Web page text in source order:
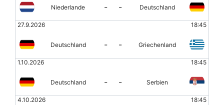
Niederlande - - Deutschland
27.9.2026 18:45
Deutschland - - Griechenland
1.10.2026 18:45
Deutschland - - Serbien
4.10.2026 18:45